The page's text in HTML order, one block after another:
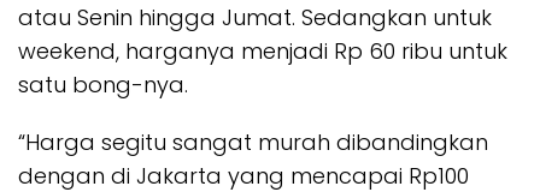
atau Senin hingga Jumat. Sedangkan untuk
weekend, harganya menjadi Rp 60 ribu untuk
satu bong-nya.
“Harga segitu sangat murah dibandingkan
dengan di Jakarta yang mencapai Rp100